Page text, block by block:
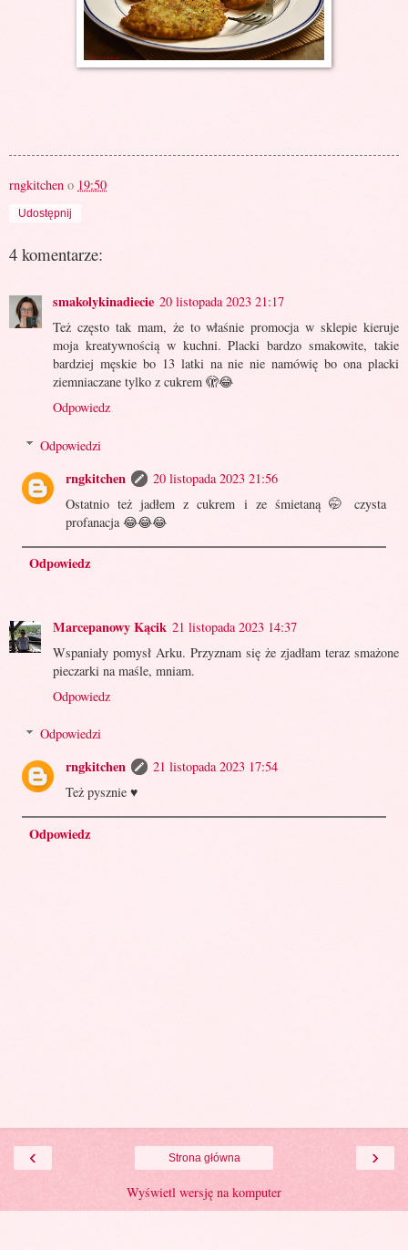
rngkitchen o 19:50
Udostępnij
4 komentarze:
smakolykinadiecie 20 listopada 2023 21:17
Też często tak mam, że to właśnie promocja w sklepie kieruje
moja kreatywnością w kuchni. Placki bardzo smakowite, takie
bardziej męskie bo 13 latki na nie nie namówię bo ona placki
ziemniaczane tylko z cukrem 🫣😂
Odpowiedz
Odpowiedzi
rngkitchen
20 listopada 2023 21:56
Ostatnio też jadłem z cukrem i ze śmietaną 🤭 czysta
profanacja 😂😂😂
Odpowiedz
Marcepanowy Kącik 21 listopada 2023 14:37
Wspaniały pomysł Arku. Przyznam się że zjadłam teraz smażone
pieczarki na maśle, mniam.
Odpowiedz
Odpowiedzi
rngkitchen
21 listopada 2023 17:54
Też pysznie ♥️
Odpowiedz
‹ ›
Strona główna
Wyświetl wersję na komputer